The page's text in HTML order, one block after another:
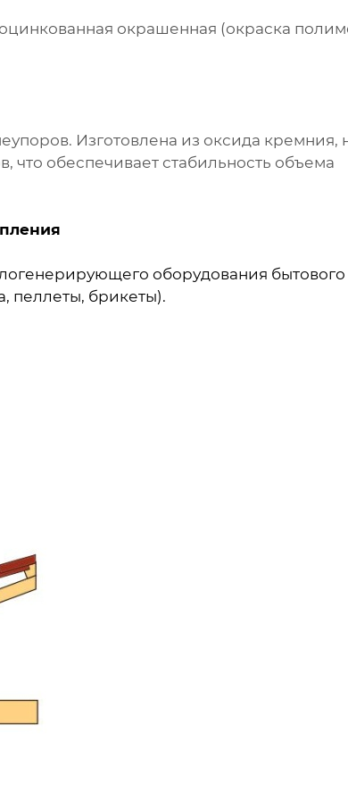
окрашенная (окраска
Изготовлена из оксида кремния,
что обеспечивает стабильность объема
оборудования бытового
пеллеты, брикеты).